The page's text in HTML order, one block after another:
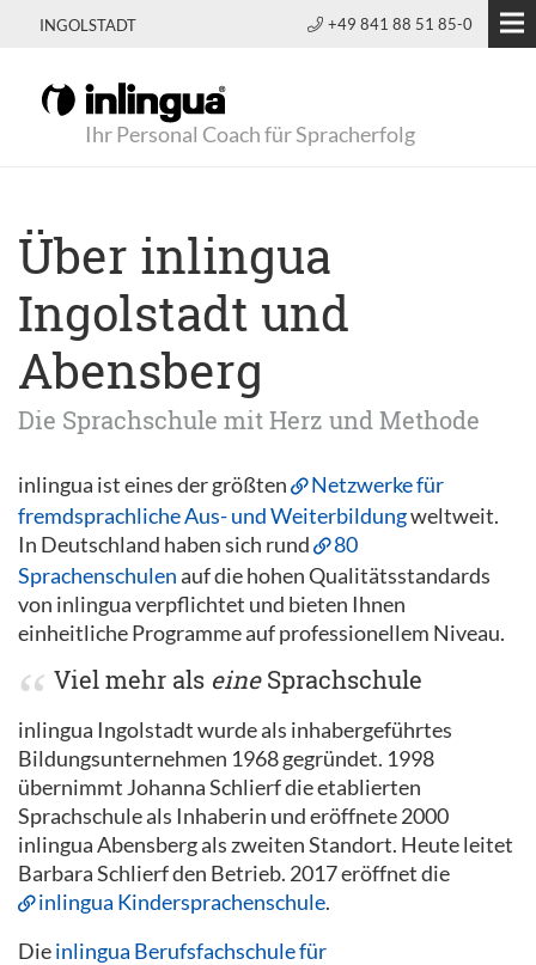
INGOLSTADT +49 841 88 51 85-0
Ihr Personal Coach für Spracherfolg
Über inlingua
Ingolstadt und
Abensberg
Die Sprachschule mit Herz und Methode
inlingua ist eines der größten
Netzwerke für
fremdsprachliche Aus- und Weiterbildungweltweit.
In Deutschland haben sich rund
80
Sprachenschulenauf die hohen Qualitätsstandards
von inlingua verpflichtet und bieten Ihnen
einheitliche Programme auf professionellem Niveau.
Viel mehr als eineSprachschule
inlingua Ingolstadt wurde als inhabergeführtes
Bildungsunternehmen 1968 gegründet. 1998
übernimmt Johanna Schlierf die etablierten
Sprachschule als Inhaberin und eröffnete 2000
inlingua Abensberg als zweiten Standort. Heute leitet
Barbara Schlierf den Betrieb. 2017 eröffnet die
inlingua Kindersprachenschule.
Dieinlingua Berufsfachschule für